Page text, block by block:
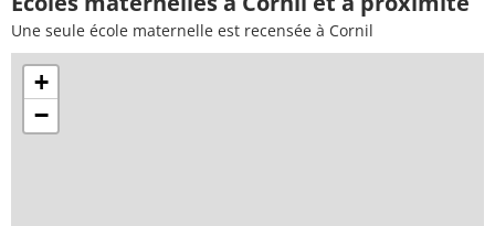
Une seule école maternelle est recensée à Cornil
+
−